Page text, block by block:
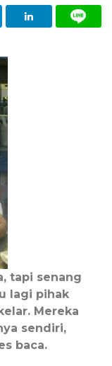
tapi senang
lagi pihak
Mereka
sendiri,
baca.